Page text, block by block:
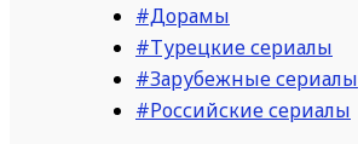
#Дорамы
#Турецкие сериалы
#Зарубежные сериалы
#Российские сериалы